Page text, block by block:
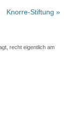
Knorre-Stiftung »
recht eigentlich am